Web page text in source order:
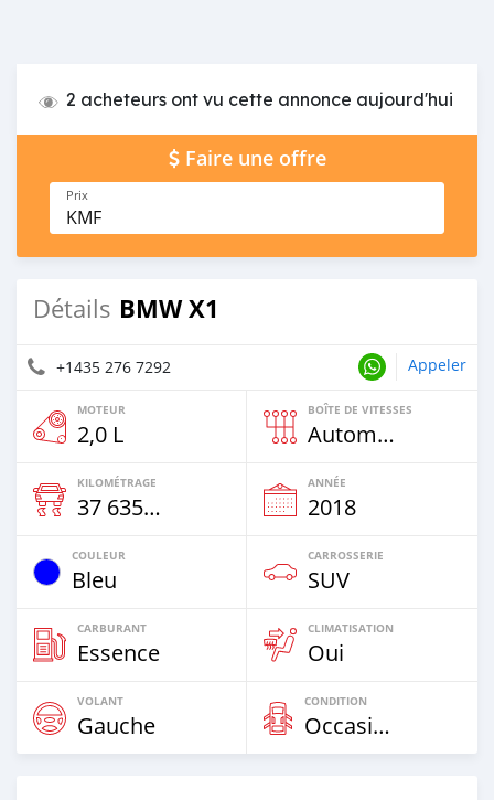
2 acheteurs ont vu cette annonce aujourd'hui
Faire une offre
Prix
KMF
Détails BMW X1
+1435 276 7292 Appeler
MOTEUR
2,0 L
BOÎTE DE VITESSES
Automatique
KILOMÉTRAGE
37 635 Km
ANNÉE
2018
COULEUR
Bleu
CARROSSERIE
SUV
CARBURANT
Essence
CLIMATISATION
Oui
VOLANT
Gauche
CONDITION
Occasion